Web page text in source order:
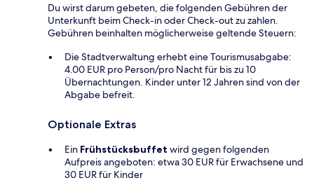
Du wirst darum gebeten, die folgenden Gebühren der
Unterkunft beim Check-in oder Check-out zu zahlen.
Gebühren beinhalten möglicherweise geltende Steuern:
Die Stadtverwaltung erhebt eine Tourismusabgabe:
4.00 EUR pro Person/pro Nacht für bis zu 10
Übernachtungen. Kinder unter 12 Jahren sind von der
Abgabe befreit.
Optionale Extras
Ein Frühstücksbuffet wird gegen folgenden
Aufpreis angeboten: etwa 30 EUR für Erwachsene und
30 EUR für Kinder